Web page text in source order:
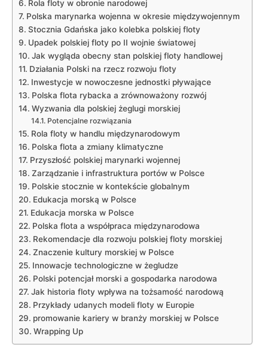
Rola floty ⁤w obronie narodowej
Polska⁤ marynarka wojenna w okresie międzywojennym
Stocznia Gdańska jako kolebka polskiej floty
Upadek‍ polskiej floty po II wojnie światowej
Jak⁢ wygląda obecny stan ⁢polskiej floty handlowej
Działania⁤ Polski na⁣ rzecz​ rozwoju floty
Inwestycje w ​nowoczesne jednostki pływające
Polska flota rybacka a zrównoważony⁤ rozwój
Wyzwania dla polskiej żeglugi morskiej
Potencjalne rozwiązania
Rola floty w handlu międzynarodowym
Polska flota a zmiany klimatyczne
Przyszłość polskiej marynarki wojennej
Zarządzanie i infrastruktura portów w‌ Polsce
Polskie stocznie w kontekście ⁢globalnym
Edukacja morską w Polsce
Edukacja morska w Polsce
Polska flota a współpraca międzynarodowa
Rekomendacje dla rozwoju polskiej floty morskiej
Znaczenie kultury morskiej w Polsce
Innowacje technologiczne w żegludze
Polski ‌potencjał morski a gospodarka narodowa
Jak historia floty wpływa na‍ tożsamość narodową
Przykłady udanych modeli floty w Europie
promowanie kariery ‍w branży morskiej w Polsce
Wrapping Up